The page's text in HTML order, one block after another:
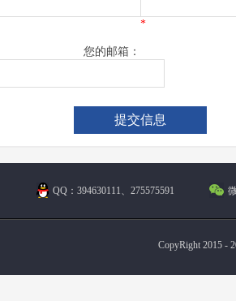
*
您的邮箱：
QQ：394630111、275575591
CopyRight 2015 -